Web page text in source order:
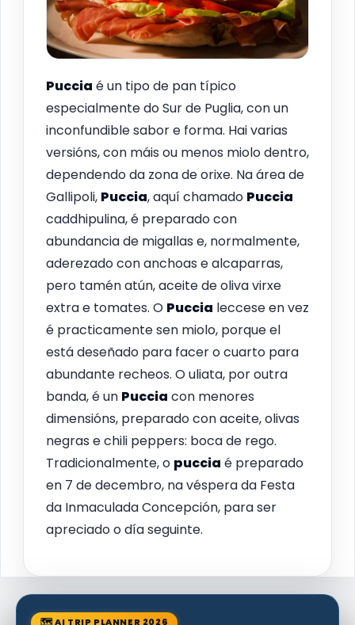
Puccia é un tipo de pan típico
especialmente do Sur de Puglia, con un
inconfundible sabor e forma. Hai varias
versións, con máis ou menos miolo dentro,
dependendo da zona de orixe. Na área de
Gallipoli, Puccia, aquí chamado Puccia
caddhipulina, é preparado con
abundancia de migallas e, normalmente,
aderezado con anchoas e alcaparras,
pero tamén atún, aceite de oliva virxe
extra e tomates. O Puccia leccese en vez
é practicamente sen miolo, porque el
está deseñado para facer o cuarto para
abundante recheos. O uliata, por outra
banda, é un Puccia con menores
dimensións, preparado con aceite, olivas
negras e chili peppers: boca de rego.
Tradicionalmente, o puccia é preparado
en 7 de decembro, na véspera da Festa
da Inmaculada Concepción, para ser
apreciado o día seguinte.
🗺 AI TRIP PLANNER 2026